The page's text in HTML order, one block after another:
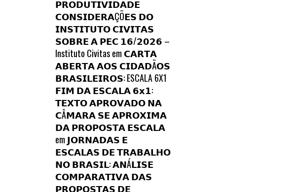
𝗣𝗥𝗢𝗗𝗨𝗧𝗜𝗩𝗜𝗗𝗔𝗗𝗘
𝗖𝗢𝗡𝗦𝗜𝗗𝗘𝗥𝗔ÇÕ𝗘𝗦 𝗗𝗢
𝗜𝗡𝗦𝗧𝗜𝗧𝗨𝗧𝗢 𝗖𝗜𝗩𝗜𝗧𝗔𝗦
𝗦𝗢𝗕𝗥𝗘 𝗔 𝗣𝗘𝗖 𝟭𝟲/𝟮𝟬𝟮𝟲 –
Instituto Civitasem 𝗖𝗔𝗥𝗧𝗔
𝗔𝗕𝗘𝗥𝗧𝗔 𝗔𝗢𝗦 𝗖𝗜𝗗𝗔𝗗Ã𝗢𝗦
𝗕𝗥𝗔𝗦𝗜𝗟𝗘𝗜𝗥𝗢𝗦: ESCALA 6X1
𝗙𝗜𝗠 𝗗𝗔 𝗘𝗦𝗖𝗔𝗟𝗔 𝟲𝘅𝟭:
𝗧𝗘𝗫𝗧𝗢 𝗔𝗣𝗥𝗢𝗩𝗔𝗗𝗢 𝗡𝗔
𝗖Â𝗠𝗔𝗥𝗔 𝗦𝗘 𝗔𝗣𝗥𝗢𝗫𝗜𝗠𝗔
𝗗𝗔 𝗣𝗥𝗢𝗣𝗢𝗦𝗧𝗔 𝗘𝗦𝗖𝗔𝗟𝗔
em 𝗝𝗢𝗥𝗡𝗔𝗗𝗔𝗦 𝗘
𝗘𝗦𝗖𝗔𝗟𝗔𝗦 𝗗𝗘 𝗧𝗥𝗔𝗕𝗔𝗟𝗛𝗢
𝗡𝗢 𝗕𝗥𝗔𝗦𝗜𝗟: 𝗔𝗡Á𝗟𝗜𝗦𝗘
𝗖𝗢𝗠𝗣𝗔𝗥𝗔𝗧𝗜𝗩𝗔 𝗗𝗔𝗦
𝗣𝗥𝗢𝗣𝗢𝗦𝗧𝗔𝗦 𝗗𝗘